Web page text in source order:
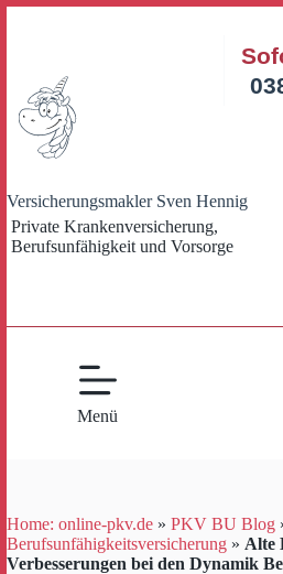
Versicherungsmakler Sven Hennig
Private Krankenversicherung,
Berufsunfähigkeit und Vorsorge
Menü
Home: online-pkv.de » PKV BU Blog
Berufsunfähigkeitsversicherung » Alte
Verbesserungen bei den Dynamik